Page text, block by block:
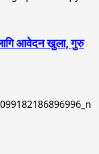
लागि आवेदन खुला, गुरु